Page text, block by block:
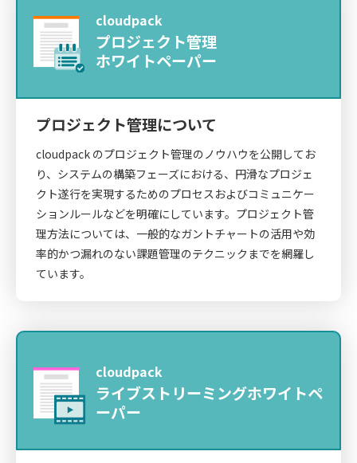
cloudpack
プロジェクト管理
ホワイトペーパー
プロジェクト管理について
cloudpack のプロジェクト管理のノウハウを公開してお
り、システムの構築フェーズにおける、円滑なプロジェ
クト遂行を実現するためのプロセスおよびコミュニケー
ションルールなどを明確にしています。プロジェクト管
理方法については、一般的なガントチャートの活用や効
率的かつ漏れのない課題管理のテクニックまでを網羅し
ています。
cloudpack
ライブストリーミングホワイトペ
ーパー